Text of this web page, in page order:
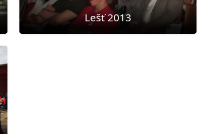
Lešť 2013